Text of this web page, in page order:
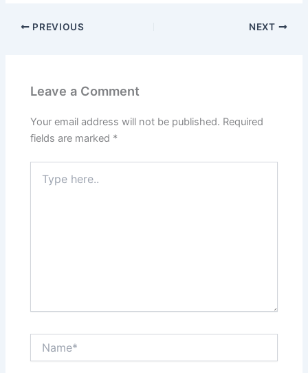
PREVIOUS NEXT
Leave a Comment
Your email address will not be published. Required
fields are marked *
here..